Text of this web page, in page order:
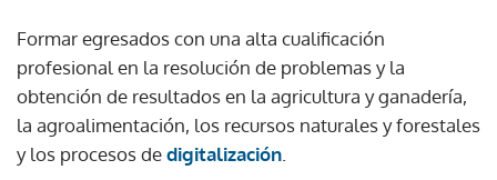
Formar egresados con una alta cualificación
profesional en la resolución de problemas y la
obtención de resultados en la agricultura y ganadería,
la agroalimentación, los recursos naturales y forestales
y los procesos dedigitalización